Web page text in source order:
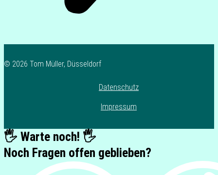
© 2026 Tom Müller, Düsseldorf
Datenschutz
Impressum
🖐️ Warte noch! 🖐️
Noch Fragen offen geblieben?